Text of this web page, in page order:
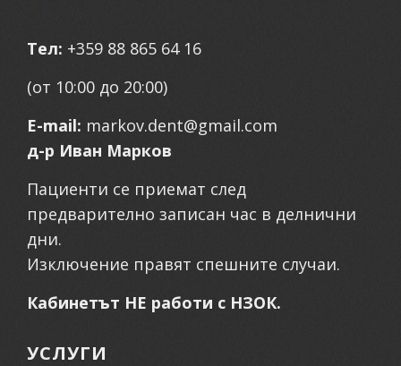
Тел: +359 88 865 64 16
(от 10:00 до 20:00)
E-mail: markov.dent@gmail.com
д-р Иван Марков
Пациенти се приемат след
предварително записан час в делнични
дни.
Изключение правят спешните случаи.
Кабинетът НЕ работи с НЗОК.
УСЛУГИ